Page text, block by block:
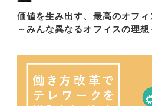
価値を生み出す、最高のオフ
～みんな異なるオフィスの理想